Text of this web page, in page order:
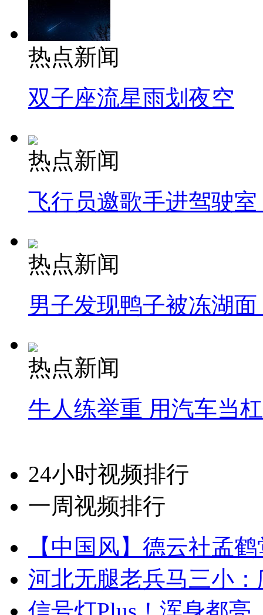
热点新闻
双子座流星雨划夜空
热点新闻
飞行员邀歌手进驾驶
热点新闻
男子发现鸭子被冻湖
热点新闻
牛人练举重 用汽车当
24小时视频排行
一周视频排行
【中国风】德云社孟
河北无腿老兵马三小